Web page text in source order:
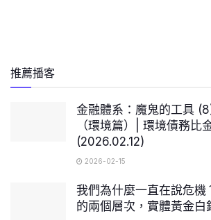
推薦播客
金融體系：魔鬼的工具
（環境篇）| 環境債務比
(2026.02.12)
2026-02-15
我們為什麼一直在說危
的兩個層次，實體黃金白